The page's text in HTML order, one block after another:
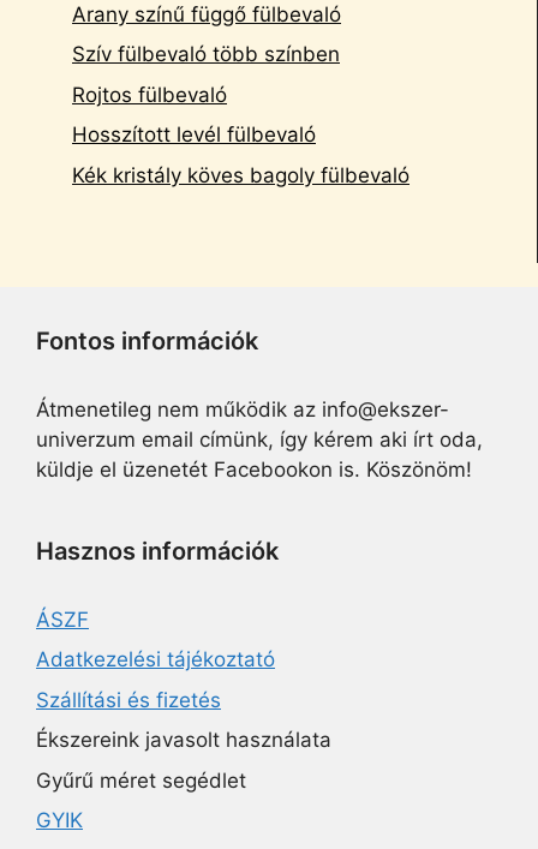
Arany színű függő fülbevaló
Szív fülbevaló több színben
Rojtos fülbevaló
Hosszított levél fülbevaló
Kék kristály köves bagoly fülbevaló
Fontos információk
Átmenetileg nem működik az info@ekszer-
univerzum email címünk, így kérem aki írt oda,
küldje el üzenetét Facebookon is. Köszönöm!
Hasznos információk
ÁSZF
Adatkezelési tájékoztató
Szállítási és fizetés
Ékszereink javasolt használata
Gyűrű méret segédlet
GYIK